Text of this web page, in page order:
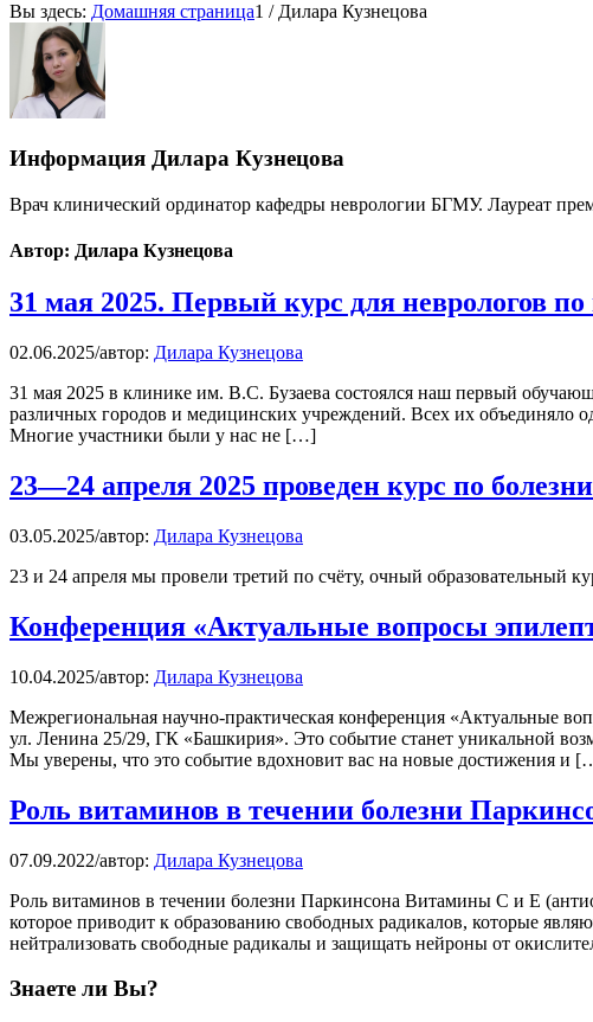
Вы здесь: Домашняя страница1 / Дилара Кузнецова
Информация Дилара Кузнецова
Врач клинический ординатор кафедры неврологии БГМУ. Лауреат
Автор: Дилара Кузнецова
31 мая 2025. Первый курс для неврологов
02.06.2025/автор: Дилара Кузнецова
31 мая 2025 в клинике им. В.С. Бузаева состоялся наш первый
различных городов и медицинских учреждений. Всех их объединяло
Многие участники были у нас не […]
23—24 апреля 2025 проведен курс по
03.05.2025/автор: Дилара Кузнецова
23 и 24 апреля мы провели третий по счёту, очный образовательный
Конференция «Актуальные вопросы
10.04.2025/автор: Дилара Кузнецова
Межрегиональная научно-практическая конференция «Актуальные
ул. Ленина 25/29, ГК «Башкирия». Это событие станет уникальной
Мы уверены, что это событие вдохновит вас на новые достижения и
Роль витаминов в течении болезни
07.09.2022/автор: Дилара Кузнецова
Роль витаминов в течении болезни Паркинсона Витамины С и Е
которое приводит к образованию свободных радикалов, которые
нейтрализовать свободные радикалы и защищать нейроны от
Знаете ли Вы?